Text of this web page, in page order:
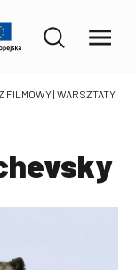
FILMOWY | WARSZTATY